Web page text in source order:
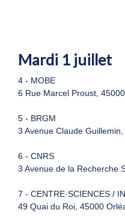
Mardi 1 juillet
4 - MOBE
6 Rue Marcel Proust,
5 - BRGM
3 Avenue Claude
6 - CNRS
3 Avenue de la Recherche
7 - CENTRE·SCIENCES /
49 Quai du Roi, 45000